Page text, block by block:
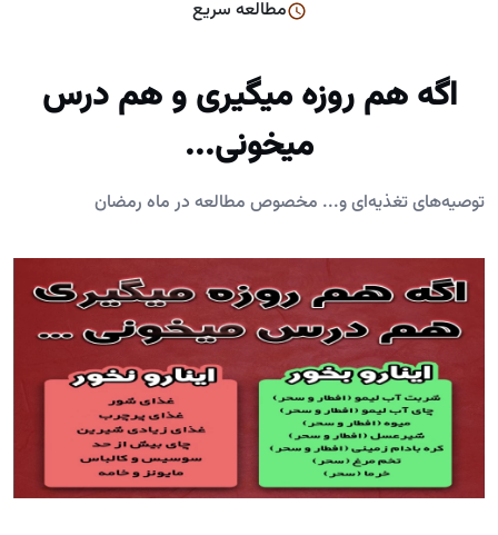
مطالعه سریع
اگه هم روزه میگیری و هم درس
میخونی...
توصیه‌های تغذیه‌ای و... مخصوص مطالعه در ماه رمضان